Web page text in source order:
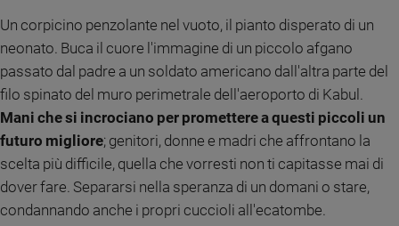
Santo
Società
e
Ambiente
Creato
Volontariato
Un corpicino penzolante nel vuoto, il pianto disperato di un
neonato. Buca il cuore l'immagine di un piccolo afgano
passato dal padre a un soldato americano dall'altra parte del
filo spinato del muro perimetrale dell'aeroporto di Kabul.
Mani che si incrociano per promettere a questi piccoli un
futuro migliore; genitori, donne e madri che affrontano la
scelta più difficile, quella che vorresti non ti capitasse mai di
dover fare. Separarsi nella speranza di un domani o stare,
condannando anche i propri cuccioli all'ecatombe.